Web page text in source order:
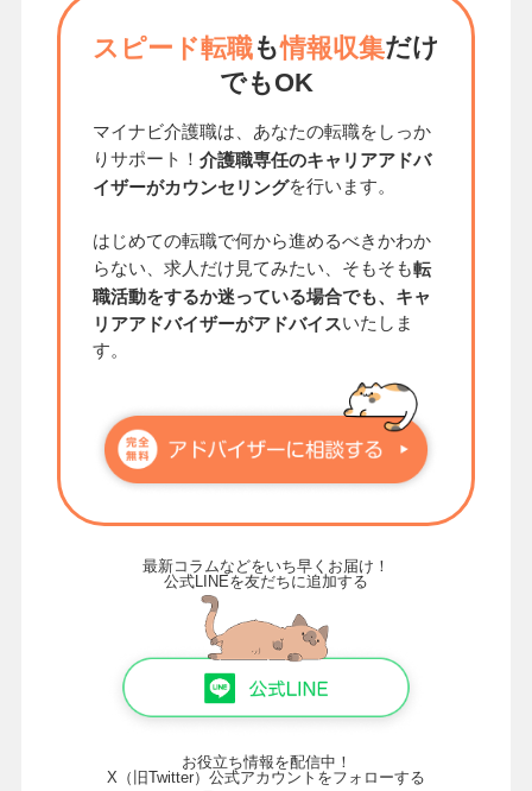
スピード転職も情報収集だけ
でもOK
マイナビ介護職は、あなたの転職をしっか
りサポート！ 介護職専任のキャリアアドバ
イザーがカウンセリングを行います。
はじめての転職で何から進めるべきかわか
らない、求人だけ見てみたい、そもそも転
職活動をするか迷っている場合でも、キャ
リアアドバイザーがアドバイスいたしま
す。
最新コラムなどをいち早くお届け！
公式LINEを友だちに追加する
お役立ち情報を配信中！
X（旧Twitter）公式アカウントをフォローする